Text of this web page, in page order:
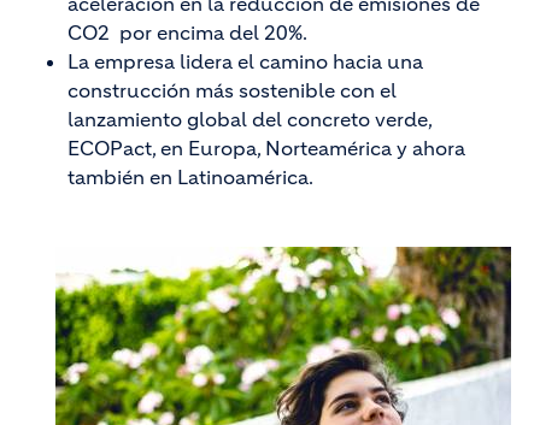
CO2 por encima del 20%.
La empresa lidera el camino hacia una
construcción más sostenible con el
lanzamiento global del concreto verde,
ECOPact, en Europa, Norteamérica y ahora
también en Latinoamérica.